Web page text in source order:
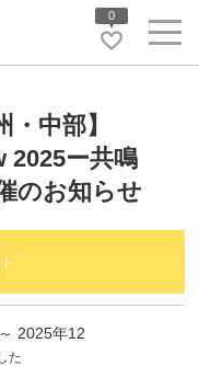
0
・中部】
2025ー共鳴
のお知らせ
2025年12
た